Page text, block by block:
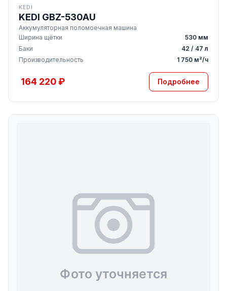
KEDI
KEDI GBZ-530AU
Аккумуляторная поломоечная машина
Ширина щётки
530 мм
Баки
42 / 47 л
Производительность
1 750 м²/ч
164 220 ₽ Подробнее